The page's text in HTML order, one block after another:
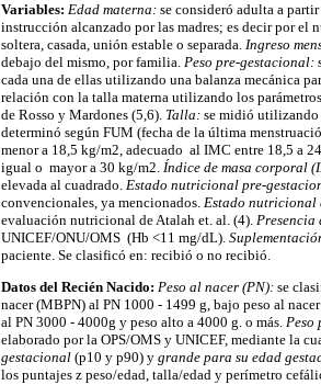
Variables: Edad materna: se consideró adulta a
instrucción alcanzado por las madres; es decir por el
soltera, casada, unión estable o separada. Ingreso
debajo del mismo, por familia. Peso pre-gestacional:
cada una de ellas utilizando una balanza mecánica
relación con la talla materna utilizando los
de Rosso y Mardones (5,6). Talla: se midió utilizando
determinó según FUM (fecha de la última
menor a 18,5 kg/m2, adecuado al IMC entre 18,5 a
igual o mayor a 30 kg/m2. Índice de masa corporal
elevada al cuadrado. Estado nutricional pre-
convencionales, ya mencionados. Estado nutricional
evaluación nutricional de Atalah et. al. (4). Presencia
UNICEF/ONU/OMS (Hb <11 mg/dL).
paciente. Se clasificó en: recibió o no recibió.
Datos del Recién Nacido: Peso al nacer (PN): se
nacer (MBPN) al PN 1000 - 1499 g, bajo peso al
al PN 3000 - 4000g y peso alto a 4000 g. o más. Peso
elaborado por la OPS/OMS y UNICEF, mediante la
gestacional (p10 y p90) y grande para su edad
los puntajes z peso/edad, talla/edad y perímetro